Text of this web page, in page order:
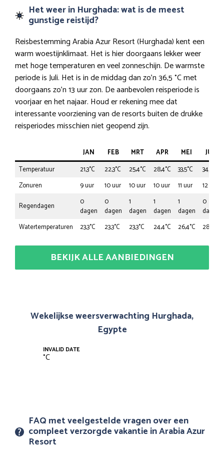
Het weer in Hurghada: wat is de meest
gunstige reistijd?
Reisbestemming Arabia Azur Resort (Hurghada) kent een
warm woestijnklimaat. Het is hier doorgaans lekker weer
met hoge temperaturen en veel zonneschijn. De warmste
periode is Juli. Het is in de middag dan zo’n 36,5 °C met
doorgaans zo’n 13 uur zon. De aanbevolen reisperiode is
voorjaar en het najaar. Houd er rekening mee dat
interessante voorziening van de resorts buiten de drukke
reisperiodes misschien niet geopend zijn.
JAN FEB MRT APR MEI
JUN
Temperatuur
21,3°C 22,3°C 25,4°C 28,4°C 33,5°C
34,5°C
Zonuren
9 uur 10 uur 10 uur 10 uur 11 uur
12 uur
Regendagen
0
dagen
0
dagen
1
dagen
1
dagen
1
dagen
0
dagen
Watertemperaturen
23,3°C 23,3°C 23,3°C 24,4°C 26,4°C 28,4°C
BEKIJK ALLE AANBIEDINGEN
Wekelijkse weersverwachting Hurghada,
Egypte
INVALID DATE
°C
FAQ met veelgestelde vragen over een
compleet verzorgde vakantie in Arabia Azur
Resort